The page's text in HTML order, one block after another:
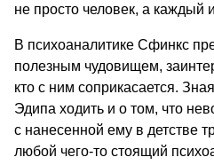
не просто человек, а каждый
В психоаналитике Сфинкс
полезным чудовищем,
кто с ним соприкасается.
Эдипа ходить и о том, что
с нанесенной ему в детстве
любой чего-то стоящий